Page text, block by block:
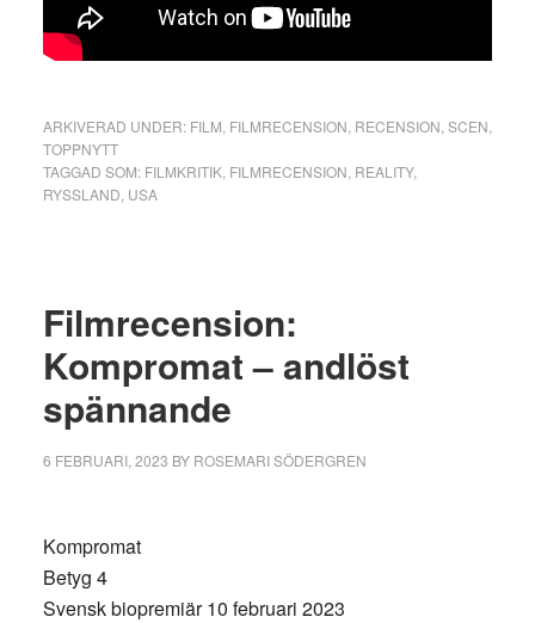
ARKIVERAD UNDER: FILM FILMRECENSION RECENSION SCEN
TOPPNYTT
TAGGAD SOM: FILMKRITIK, FILMRECENSION REALITY,
RYSSLAND USA
Filmrecension:
Kompromat – andlöst
spännande
6 FEBRUARI, 2023 BY ROSEMARI SÖDERGREN
Kompromat
Betyg 4
Svensk biopremiär 10 februari 2023